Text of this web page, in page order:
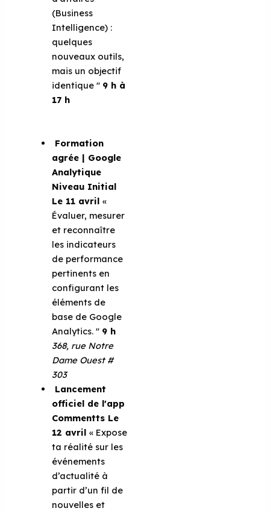
(Business
Intelligence) :
quelques
nouveaux outils,
mais un objectif
identique '' 9 h à
17 h
Formation
agrée | Google
Analytique
Niveau Initial
Le 11 avril «
Évaluer, mesurer
et reconnaître
les indicateurs
de performance
pertinents en
configurant les
éléments de
base de Google
Analytics. '' 9 h
368, rue Notre
Dame Ouest #
303
Lancement
officiel de l'app
Commentts Le
12 avril « Expose
ta réalité sur les
événements
d’actualité à
partir d’un fil de
nouvelles et